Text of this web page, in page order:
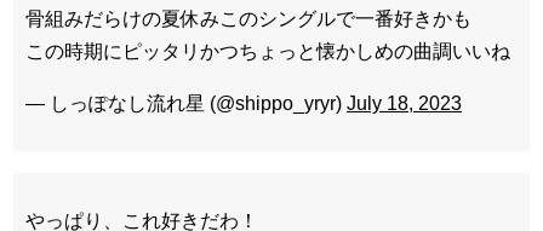
骨組みだらけの夏休みこのシングルで一番好きかも
この時期にピッタリかつちょっと懐かしめの曲調いいね
— しっぽなし流れ星 (@shippo_yryr) July 18, 2023
やっぱり、これ好きだわ！